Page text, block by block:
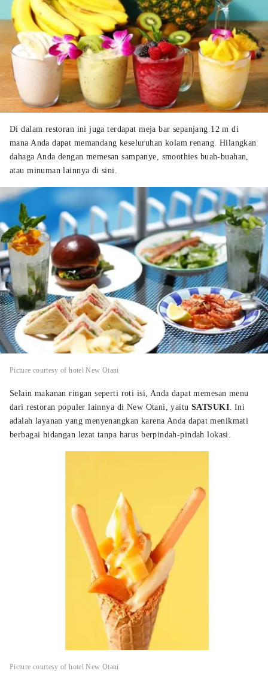
Di dalam restoran ini juga terdapat meja bar sepanjang 12 m di
mana Anda dapat memandang keseluruhan kolam renang. Hilangkan
dahaga Anda dengan memesan sampanye, smoothies buah-buahan,
atau minuman lainnya di sini.
Picture courtesy of hotel New Otani
Selain makanan ringan seperti roti isi, Anda dapat memesan menu
dari restoran populer lainnya di New Otani, yaituSATSUKI. Ini
adalah layanan yang menyenangkan karena Anda dapat menikmati
berbagai hidangan lezat tanpa harus berpindah-pindah lokasi.
Picture courtesy of hotel New Otani